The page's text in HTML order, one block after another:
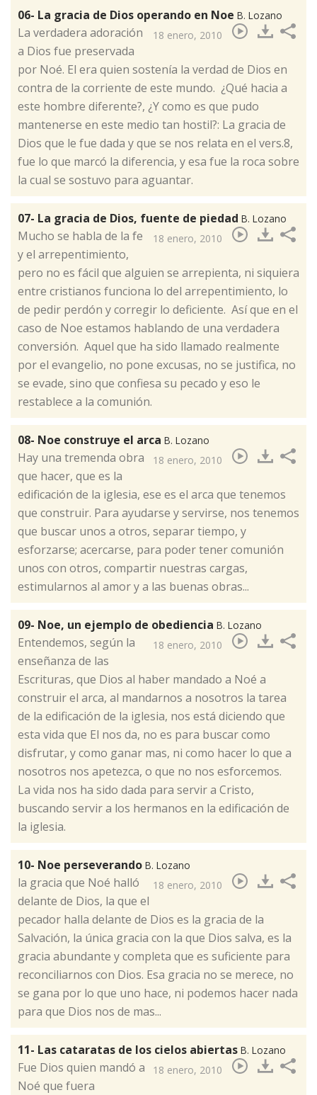
06- La gracia de Dios operando en Noe B. Lozano
18 enero, 2010
​La verdadera adoración
a Dios fue preservada
por Noé. El era quien sostenía la verdad de Dios en
contra de la corriente de este mundo. ¿Qué hacia a
este hombre diferente?, ¿Y como es que pudo
mantenerse en este medio tan hostil?: La gracia de
Dios que le fue dada y que se nos relata en el vers.8,
fue lo que marcó la diferencia, y esa fue la roca sobre
la cual se sostuvo para aguantar.
07- La gracia de Dios, fuente de piedad B. Lozano
18 enero, 2010
​Mucho se habla de la fe
y el arrepentimiento,
pero no es fácil que alguien se arrepienta, ni siquiera
entre cristianos funciona lo del arrepentimiento, lo
de pedir perdón y corregir lo deficiente. Así que en el
caso de Noe estamos hablando de una verdadera
conversión. Aquel que ha sido llamado realmente
por el evangelio, no pone excusas, no se justifica, no
se evade, sino que confiesa su pecado y eso le
restablece a la comunión.
08- Noe construye el arca B. Lozano
18 enero, 2010
​Hay una tremenda obra
que hacer, que es la
edificación de la iglesia, ese es el arca que tenemos
que construir. Para ayudarse y servirse, nos tenemos
que buscar unos a otros, separar tiempo, y
esforzarse; acercarse, para poder tener comunión
unos con otros, compartir nuestras cargas,
estimularnos al amor y a las buenas obras...
09- Noe, un ejemplo de obediencia B. Lozano
18 enero, 2010
​Entendemos, según la
enseñanza de las
Escrituras, que Dios al haber mandado a Noé a
construir el arca, al mandarnos a nosotros la tarea
de la edificación de la iglesia, nos está diciendo que
esta vida que El nos da, no es para buscar como
disfrutar, y como ganar mas, ni como hacer lo que a
nosotros nos apetezca, o que no nos esforcemos.
La vida nos ha sido dada para servir a Cristo,
buscando servir a los hermanos en la edificación de
la iglesia.
10- Noe perseverando B. Lozano
18 enero, 2010
​la gracia que Noé halló
delante de Dios, la que el
pecador halla delante de Dios es la gracia de la
Salvación, la única gracia con la que Dios salva, es la
gracia abundante y completa que es suficiente para
reconciliarnos con Dios. Esa gracia no se merece, no
se gana por lo que uno hace, ni podemos hacer nada
para que Dios nos de mas...
11- Las cataratas de los cielos abiertas B. Lozano
18 enero, 2010
Fue Dios quien mandó a
Noé que fuera